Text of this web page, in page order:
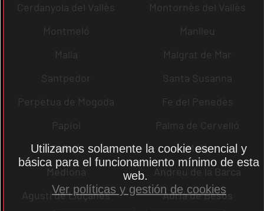
Cerdanyola del Vallès
Montornès del Vallès
Montmeló
Manlleu
Malla
Malgrat de Mar
Santpedor
Santa Susanna
Perpètua de Mogoda
Fe del Penedès
Papiol
Palma de Cervelló
Pallejà
Moià
Mediona
Andreu de la Barca
Agustí de Lluçanès
Adrià de Besòs
Utilizamos solamente la cookie esencial y
básica para el funcionamiento mínimo de esta
web.
Ver políticas y gestión de cookies